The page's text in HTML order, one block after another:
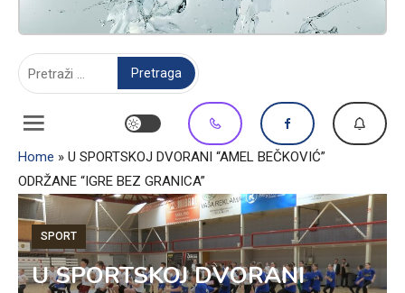
Home » U SPORTSKOJ DVORANI “AMEL BEČKOVIĆ”
ODRŽANE “IGRE BEZ GRANICA”
SPORT
U SPORTSKOJ DVORANI